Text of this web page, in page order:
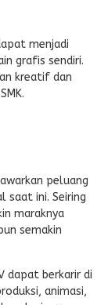
menjadi
grafis sendiri.
kreatif dan
peluang
saat ini. Seiring
maraknya
semakin
dapat berkarir di
animasi,